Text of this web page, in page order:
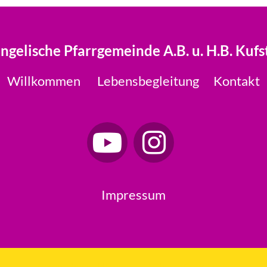
Pfarrgemeinde A.B. u. H.B.
Willkommen Lebensbegleitung Kontakt
Impressum